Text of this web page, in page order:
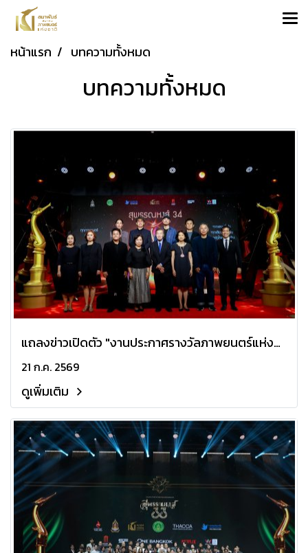
หน้าแรก บทความทั้งหมด
บทความทั้งหมด
แถลงข่าวเปิดตัว "งานประกาศรางวัลภาพยนตร์แห่ง
ชาติ สุพรรณหงส์ ครั้งที่ 34"
21 ก.ค. 2569
ดูเพิ่มเติม